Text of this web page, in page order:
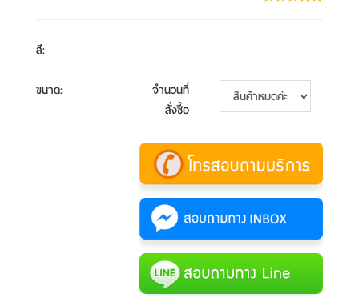
สี:
ขนาด:
จำนวนที่
สั่งซื้อ